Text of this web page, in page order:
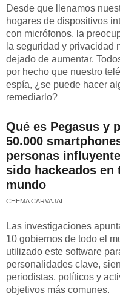
Desde que llenamos
hogares de dispositivos
con micrófonos, la
la seguridad y privacidad
dejado de aumentar.
por hecho que nuestro
espía, ¿se puede hacer
remediarlo?
Qué es Pegasus y
50.000
personas
sido hackeados en
mundo
CHEMA CARVAJAL
Las investigaciones
10 gobiernos de todo el
utilizado este software
personalidades clave,
periodistas, políticos y
objetivos más comunes.